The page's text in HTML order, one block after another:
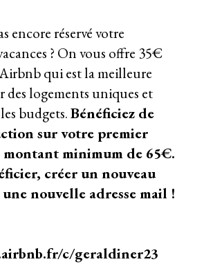
encore réservé votre
? On vous offre 35€
Airbnb quiest la meilleure
des logements uniques et
budgets.Bénéficiez de
sur votre premier
montant minimum de 65€.
créer un nouveau
une nouvelle adresse mail !
airbnb.fr/c/geraldiner23